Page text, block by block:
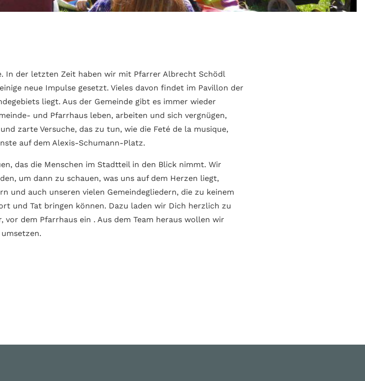
In der letzten Zeit haben wir mit Pfarrer Albrecht Schödl
neue Impulse gesetzt. Vieles davon findet im Pavillon der
liegt. Aus der Gemeinde gibt es immer wieder
und Pfarrhaus leben, arbeiten und sich vergnügen,
zarte Versuche, das zu tun, wie die Feté de la musique,
auf dem Alexis-Schu­mann-Platz.
das die Menschen im Stadt­teil in den Blick nimmt. Wir
um dann zu schauen, was uns auf dem Herzen liegt,
und auch unseren vielen Gemeinde­gliedern, die zu keinem
und Tat bringen können. Dazu laden wir Dich herzlich zu
vor dem Pfarrhaus ein . Aus dem Team heraus wollen wir